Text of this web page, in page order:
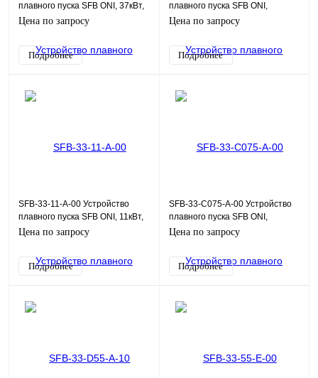
плавного пуска SFB ONI, 37кВт,
380В, 110-220Uупр
Цена по запросу
Подробнее
плавного пуска SFB ONI,
Modbus, 0,75кВт, 380В, 110-
Цена по запросу
Подробнее
SFB-33-11-A-00 Устройство
плавного пуска SFB ONI, 11кВт,
380В, 110-220Uупр
Цена по запросу
Подробнее
SFB-33-C075-A-00 Устройство
плавного пуска SFB ONI,
0,75кВт, 380В, 110-220Uупр
Цена по запросу
Подробнее